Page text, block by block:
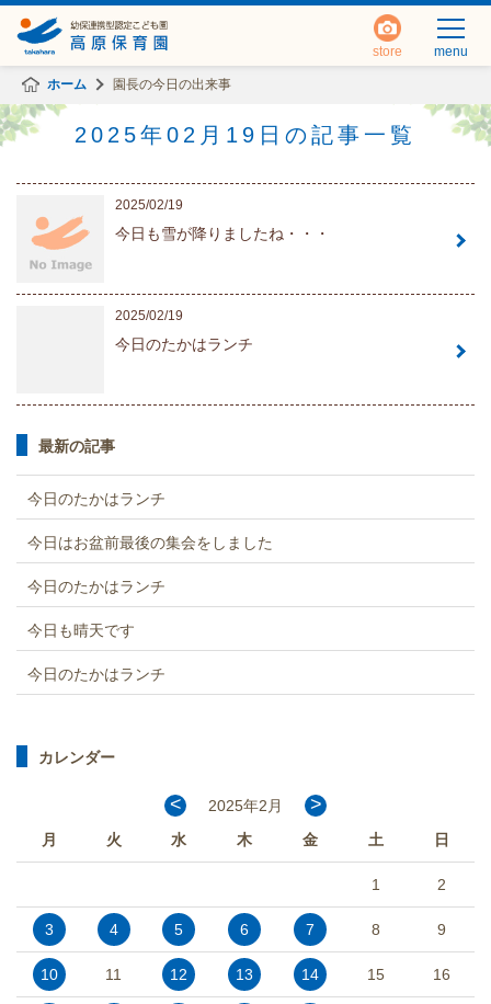
menu
store
ホーム 園長の今日の出来事
2025年02月19日の記事一覧
2025/02/19
今日も雪が降りましたね・・・
2025/02/19
今日のたかはランチ
最新の記事
今日のたかはランチ
今日はお盆前最後の集会をしました
今日のたかはランチ
今日も晴天です
今日のたかはランチ
カレンダー
< 2025年2月 >
月 火 水 木 金 土 日
1 2
3 4 5 6 7 8 9
10 11 12 13 14 15 16